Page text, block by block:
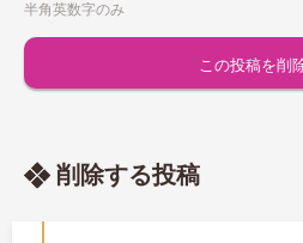
半角英数字のみ
削除する投稿